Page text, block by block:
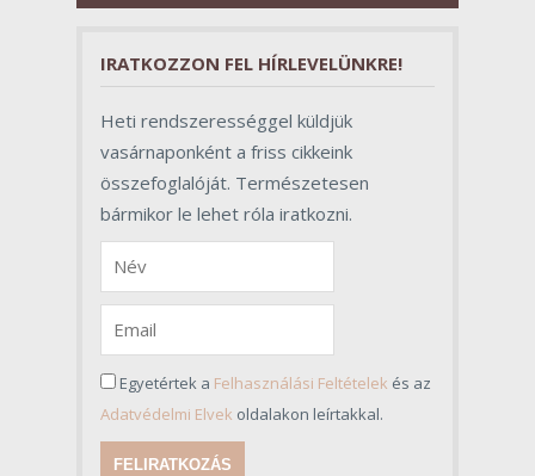
szerepet töltenek be az egész
IRATKOZZON FEL HÍRLEVELÜNKRE!
Heti rendszerességgel küldjük
vasárnaponként a friss cikkeink
összefoglalóját. Természetesen
bármikor le lehet róla iratkozni.
Egyetértek a Felhasználási Feltételek és az
Adatvédelmi Elvek oldalakon leírtakkal.
FELIRATKOZÁS